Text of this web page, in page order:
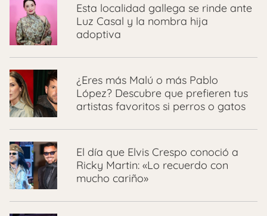
Esta localidad gallega se rinde ante
Luz Casal y la nombra hija
adoptiva
¿Eres más Malú o más Pablo
López? Descubre que prefieren tus
artistas favoritos si perros o gatos
El día que Elvis Crespo conoció a
Ricky Martin: «Lo recuerdo con
mucho cariño»